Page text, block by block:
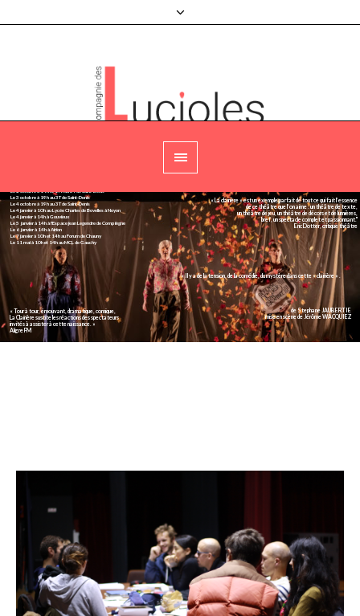
Agenda
LA CLAIRIÈRE
« Tour à tour, émouvant, dramatique, comique,
La Clairière suscite les réactions des spectateurs
invités à assister à cette naissance. »
Aligre FM
de Stephane JAUBERTIE
mise en scène de Jérôme WACQUIEZ
« Il y a de la tension, de la comédie, du mystère dans cette « clairière » .
« La clairière » est un exemple parfait de tout ce qui fait l’essence
de ce théâtre que l’on aime : un théâtre de texte,
un théâtre de jeu, un théâtre de décors et de lumières,
bref, un spectacle complet et passionnant."
Eric Dotter, critique théâtre
Le 3 octobre à 19h au 3T de Saint-Denis
Le 4 octobre à 19h au 3T de Saint-Denis
Le 4 janvier à 10h au Lycée Charles de Bovelles à Noyon
Le 4 janvier à 14h à Gouvieux
Le 5 janvier à 14h à l'Espace jean Legendre de Compiègne
Le 6 janvier à 14h à Airion
Le 7 janvier à 10h et 14h au Forum de Chauny
Le 11 mai à 10h et 14h au MCL de Gauchy